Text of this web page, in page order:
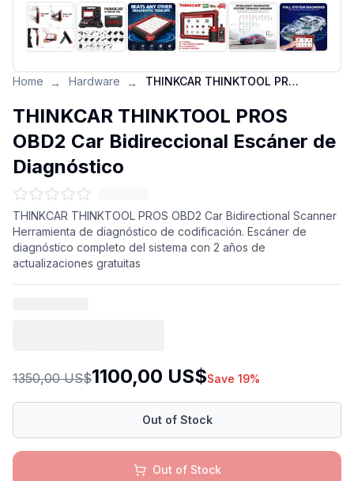
Home → Hardware → THINKCAR THINKTOOL PROS OBD2 Car Bidireccional Escáner de Diagnóstico
THINKCAR THINKTOOL PROS
OBD2 Car Bidireccional Escáner de
Diagnóstico
THINKCAR THINKTOOL PROS OBD2 Car Bidirectional Scanner
Herramienta de diagnóstico de codificación. Escáner de
diagnóstico completo del sistema con 2 años de
actualizaciones gratuitas
1350,00 US$1100,00 US$Save 19%
Out of Stock
Out of Stock